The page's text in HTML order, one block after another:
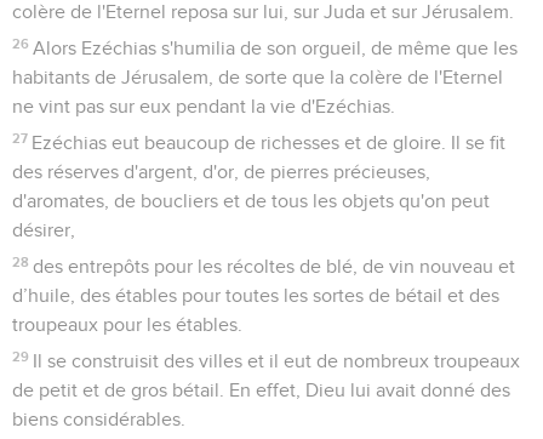
colère de l'Eternel reposa sur lui, sur Juda et sur Jérusalem.
26 Alors Ezéchias s'humilia de son orgueil, de même que les
habitants de Jérusalem, de sorte que la colère de l'Eternel
ne vint pas sur eux pendant la vie d'Ezéchias.
27 Ezéchias eut beaucoup de richesses et de gloire. Il se fit
des réserves d'argent, d'or, de pierres précieuses,
d'aromates, de boucliers et de tous les objets qu'on peut
désirer,
28 des entrepôts pour les récoltes de blé, de vin nouveau et
d’huile, des étables pour toutes les sortes de bétail et des
troupeaux pour les étables.
29 Il se construisit des villes et il eut de nombreux troupeaux
de petit et de gros bétail. En effet, Dieu lui avait donné des
biens considérables.